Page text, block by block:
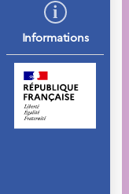
Informations